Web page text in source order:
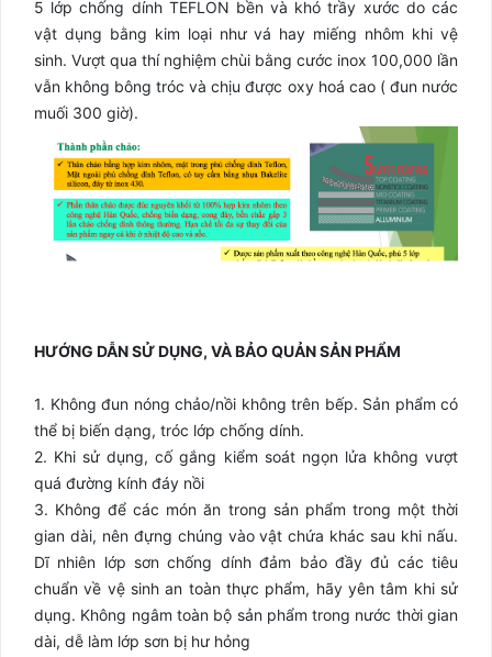
5 lớp chống dính TEFLON bền và khó trầy xước do các
vật dụng bằng kim loại như vá hay miếng nhôm khi vệ
sinh. Vượt qua thí nghiệm chùi bằng cước inox 100,000 lần
vẫn không bông tróc và chịu được oxy hoá cao ( đun nước
muối 300 giờ).
HƯỚNG DẪN SỬ DỤNG, VÀ BẢO QUẢN SẢN PHẨM
1. Không đun nóng chảo/nồi không trên bếp. Sản phẩm có
thể bị biến dạng, tróc lớp chống dính.
2. Khi sử dụng, cố gắng kiểm soát ngọn lửa không vượt
quá đường kính đáy nồi
3. Không để các món ăn trong sản phẩm trong một thời
gian dài, nên đựng chúng vào vật chứa khác sau khi nấu.
Dĩ nhiên lớp sơn chống dính đảm bảo đầy đủ các tiêu
chuẩn về vệ sinh an toàn thực phẩm, hãy yên tâm khi sử
dụng. Không ngâm toàn bộ sản phẩm trong nước thời gian
dài, dễ làm lớp sơn bị hư hỏng